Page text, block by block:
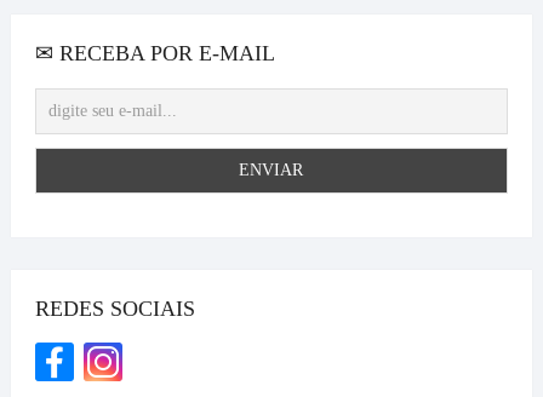
✉ RECEBA POR E-MAIL
REDES SOCIAIS